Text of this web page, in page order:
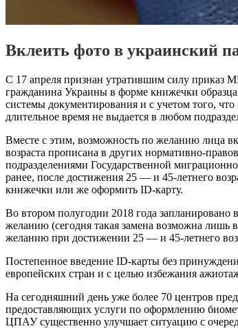
Вклеить фото в украинский
С 17 апреля признан утратившим силу приказ
гражданина Украины в форме книжечки
системы документирования и с учетом того,
длительное время не выдается в любом
Вместе с этим, возможность по желанию лица
возраста прописана в других нормативно-
подразделениями Государственной
ранее, после достижения 25 — и 45-летнего
книжечки или же оформить ID-карту.
Во втором полугодии 2018 года запланировано
желанию (сегодня такая замена возможна лишь
желанию при достижении 25 — и 45-летнего
Постепенное введение ID-карты без
европейских стран и с целью избежания
На сегодняшний день уже более 70 центров
предоставляющих услуги по оформлению
ЦПАУ существенно улучшает ситуацию с